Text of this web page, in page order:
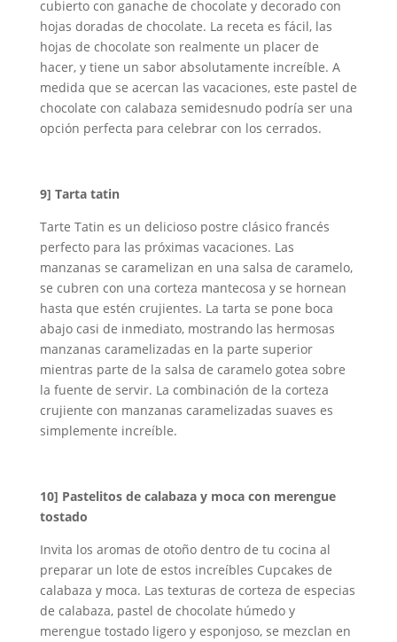
cubierto con ganache de chocolate y decorado con
hojas doradas de chocolate. La receta es fácil, las
hojas de chocolate son realmente un placer de
hacer, y tiene un sabor absolutamente increíble. A
medida que se acercan las vacaciones, este pastel de
chocolate con calabaza semidesnudo podría ser una
opción perfecta para celebrar con los cerrados.
9] Tarta tatin
Tarte Tatin es un delicioso postre clásico francés
perfecto para las próximas vacaciones. Las
manzanas se caramelizan en una salsa de caramelo,
se cubren con una corteza mantecosa y se hornean
hasta que estén crujientes. La tarta se pone boca
abajo casi de inmediato, mostrando las hermosas
manzanas caramelizadas en la parte superior
mientras parte de la salsa de caramelo gotea sobre
la fuente de servir. La combinación de la corteza
crujiente con manzanas caramelizadas suaves es
simplemente increíble.
10] Pastelitos de calabaza y moca con merengue
tostado
Invita los aromas de otoño dentro de tu cocina al
preparar un lote de estos increíbles Cupcakes de
calabaza y moca. Las texturas de corteza de especias
de calabaza, pastel de chocolate húmedo y
merengue tostado ligero y esponjoso, se mezclan en